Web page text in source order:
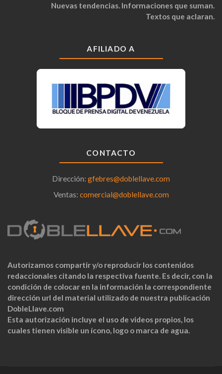
Nuevas tendencias. Informaciones que suman.
Textos que aclaran.
AFILIADO A
CONTACTO
Dirección: gfebres@doblellave.com
Ventas: comercial@doblellave.com
Autorizamos compartir y/o reproducir los contenidos
redaccionales citando la respectiva fuente. Es decir, con la
condición de colocar en la información la correspondiente
dirección url del material utilizado de nuestra publicación
DobleLlave.com
Esta autorización incluye el uso de videos propios, los
cuales tienen visible un ícono, logo o marca de agua.